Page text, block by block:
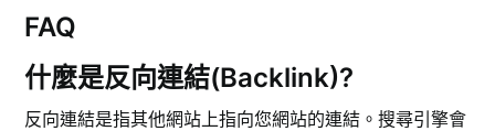
FAQ
什麼是反向連結(Backlink)?
反向連結是指其他網站上指向您網站的連結。搜尋引擎會